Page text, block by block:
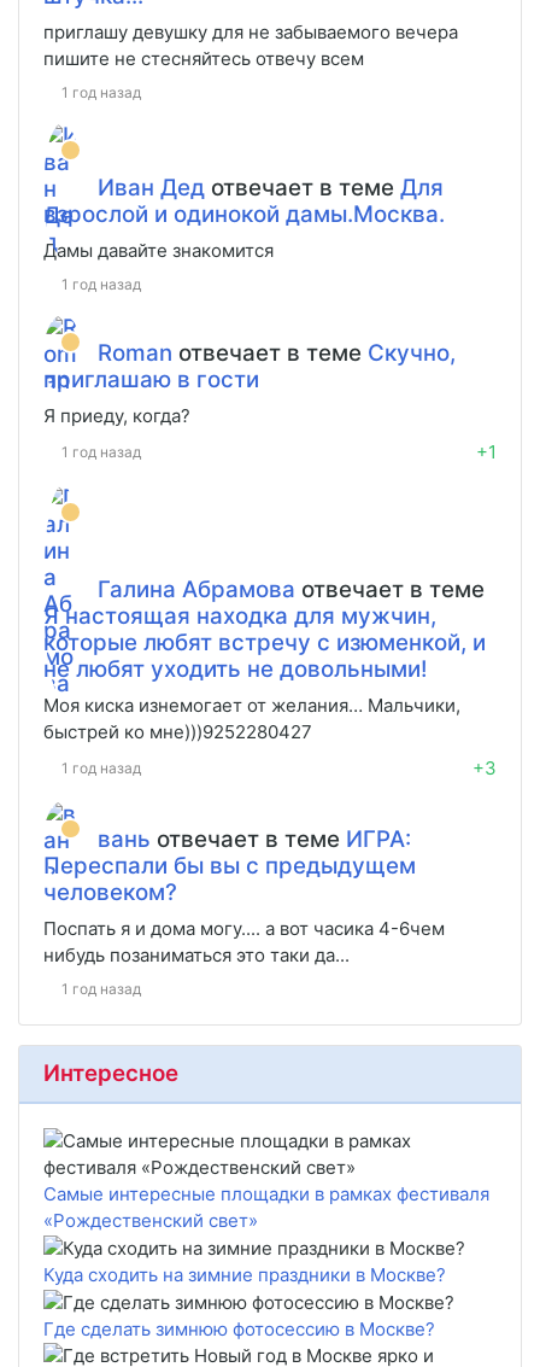
приглашу девушку для не забываемого вечера
пишите не стесняйтесь отвечу всем
1 год назад
Иван Дед отвечает в теме Для
взрослой и одинокой дамы.Москва.
Дамы давайте знакомится
1 год назад
Roman отвечает в теме Скучно,
приглашаю в гости
Я приеду, когда?
1 год назад +1
Галина Абрамова отвечает в теме
Я настоящая находка для мужчин,
которые любят встречу с изюменкой, и
не любят уходить не довольными!
Моя киска изнемогает от желания… Мальчики,
быстрей ко мне)))9252280427
1 год назад +3
вань отвечает в теме ИГРА:
Переспали бы вы с предыдущем
человеком?
Поспать я и дома могу.... а вот часика 4-6чем
нибудь позаниматься это таки да...
1 год назад
Интересное
Самые интересные площадки в рамках фестиваля
«Рождественский свет»
Куда сходить на зимние праздники в Москве?
Где сделать зимнюю фотосессию в Москве?